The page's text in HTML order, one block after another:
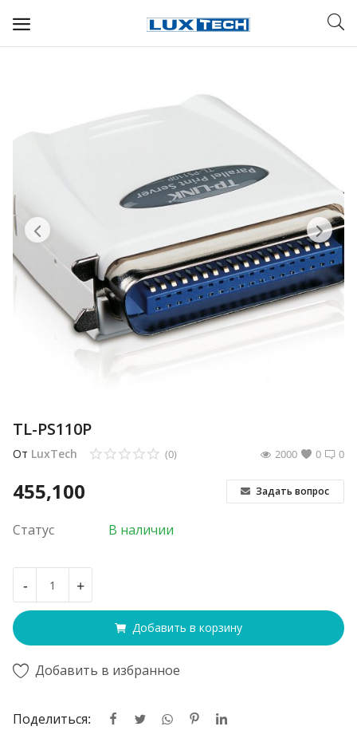
РЕШЕНИЯ ДЛЯ ДОМА
ДЛЯ ОПЕРАТОРОВ СВЯЗИ
Прочее
Избранное
Контакты
TL-PS110P
От LuxTech 0
(0) 0
2000
455,100 Задать вопрос
Статус В наличии
- +
Добавить в корзину
Добавить в избранное
Поделиться: